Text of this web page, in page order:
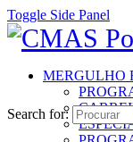
Toggle Side Panel
MERGULHO
Search for: